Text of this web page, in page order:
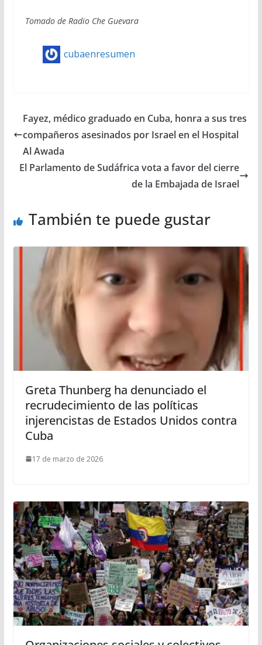
Tomado de Radio Che Guevara
cubaenresumen
Fayez, médico graduado en Cuba, honra a sus tres
compañeros asesinados por Israel en el Hospital
Al Awada
El Parlamento de Sudáfrica vota a favor del cierre
de la Embajada de Israel
También te puede gustar
Greta Thunberg ha denunciado el
recrudecimiento de las políticas
injerencistas de Estados Unidos contra
Cuba
17 de marzo de 2026